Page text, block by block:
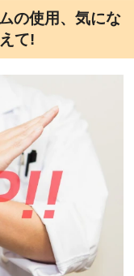
の使用、気にな
て!